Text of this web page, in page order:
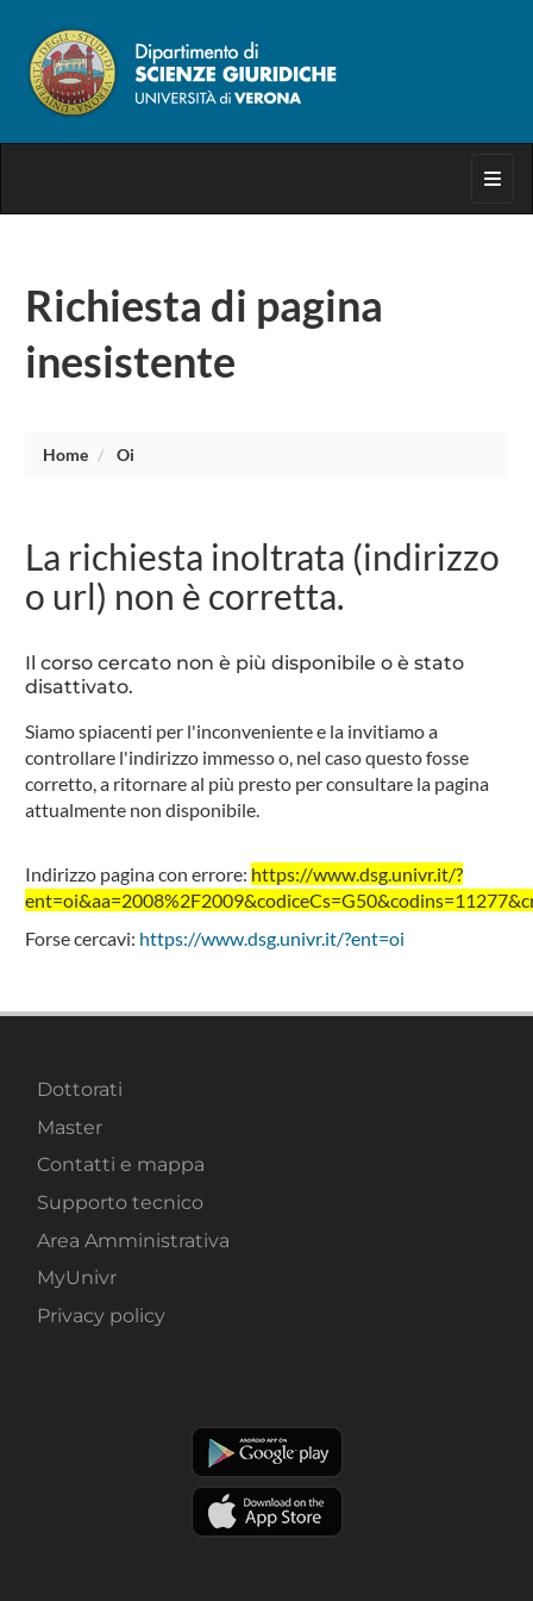
Richiesta di pagina
inesistente
Home Oi
La richiesta inoltrata (indirizzo
o url) non è corretta.
Il corso cercato non è più disponibile o è stato
disattivato.
Siamo spiacenti per l'inconveniente e la invitiamo a
controllare l'indirizzo immesso o, nel caso questo fosse
corretto, a ritornare al più presto per consultare la pagina
attualmente non disponibile.
Indirizzo pagina con errore: https://www.dsg.univr.it/?
Forse cercavi: https://www.dsg.univr.it/?ent=oi
Dottorati
Master
Contatti e mappa
Supporto tecnico
Area Amministrativa
MyUnivr
Privacy policy